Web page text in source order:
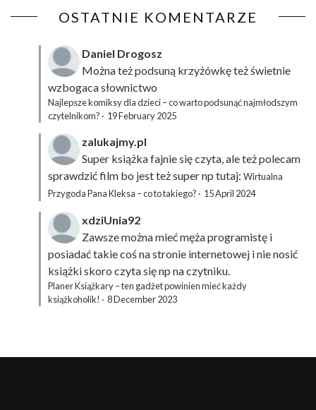
OSTATNIE KOMENTARZE
Daniel Drogosz
Można też podsuną krzyżówkęteż świetnie
wzbogaca słownictwo
Najlepsze komiksy dla dzieci – co warto podsunąć najmłodszym
czytelnikom? · 19 February 2025
zalukajmy.pl
Super książka fajnie się czyta, ale też polecam
sprawdzić film bo jest też super np tutaj: Wirtualna
Przygoda Pana Kleksa – co to takiego? · 15 April 2024
xdziUnia92
Zawsze można mieć męża programistę i
posiadać takie coś na stronie internetowej i nie nosić
książki skoro czyta się np na czytniku.
Planer Książkary – ten gadżet powinien mieć każdy
książkoholik! · 8 December 2023